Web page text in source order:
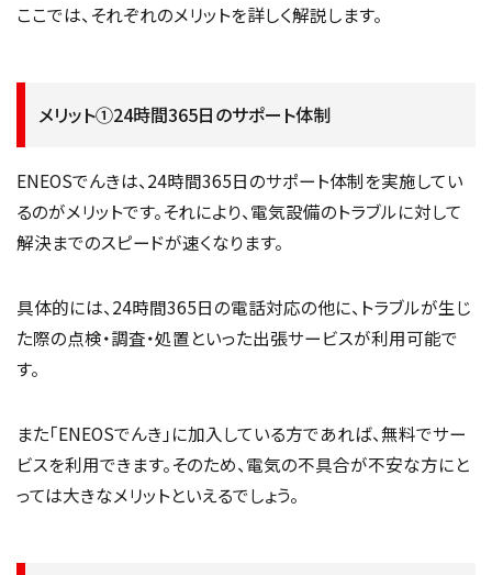
ここでは、それぞれのメリットを詳しく解説します。
メリット①24時間365日のサポート体制
ENEOSでんきは、24時間365日のサポート体制を実施してい
るのがメリットです。それにより、電気設備のトラブルに対して
解決までのスピードが速くなります。
具体的には、24時間365日の電話対応の他に、トラブルが生じ
た際の点検・調査・処置といった出張サービスが利用可能で
す。
また「ENEOSでんき」に加入している方であれば、無料でサー
ビスを利用できます。そのため、電気の不具合が不安な方にと
っては大きなメリットといえるでしょう。